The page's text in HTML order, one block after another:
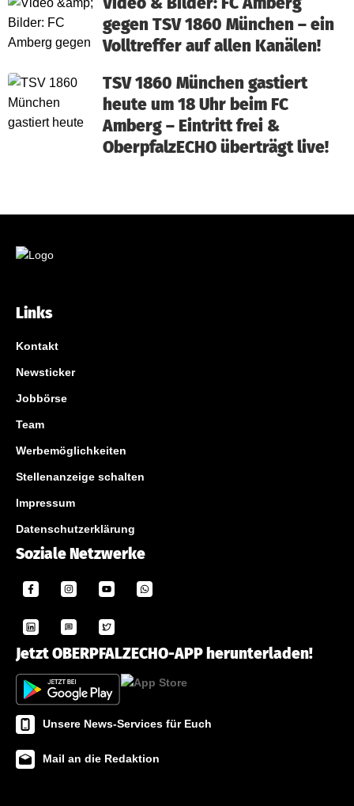
gegen TSV 1860 München – ein
Volltreffer auf allen Kanälen!
TSV 1860 München gastiert
heute um 18 Uhr beim FC
Amberg – Eintritt frei &
OberpfalzECHO überträgt live!
Links
Kontakt
Newsticker
Jobbörse
Team
Werbemöglichkeiten
Stellenanzeige schalten
Impressum
Datenschutzerklärung
Soziale Netzwerke
Jetzt OBERPFALZECHO-APP herunterladen!
Unsere News-Services für Euch
Mail an die Redaktion